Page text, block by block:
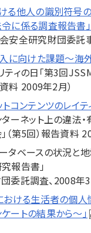
る他人の識別符号
に係る調査報告書」
安全研究財団委託
に向けた課題～海
ティの日「第3回
料 2009年2月）
トコンテンツのレイテ
ターネット上の違法
（第5回）報告資料
タベースの状況と
報告書」
団委託調査、2008年3
おける生活者の個
ートの結果から～」